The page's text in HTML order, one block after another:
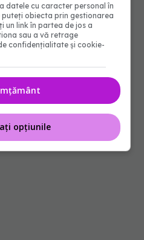
datele cu caracter personal în
obiecta prin gestionarea
un link în partea de jos a
sau a vă retrage
confidențialitate și cookie-
opțiunile